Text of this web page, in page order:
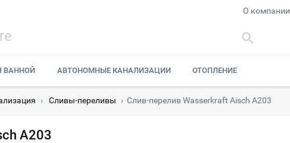
О компании
ВАННОЙ АВТОНОМНЫЕ КАНАЛИЗАЦИИ ОТОПЛЕНИЕ
› Сливы-переливы › Слив-перелив Wasserkraft Aisch A203
A203